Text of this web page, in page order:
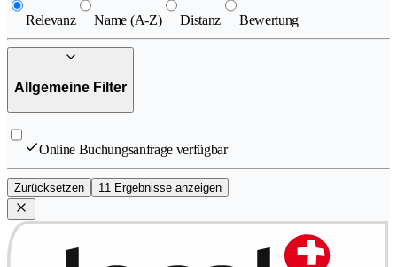
Relevanz Name (A-Z) Distanz Bewertung
Allgemeine Filter
Online Buchungsanfrage verfügbar
Zurücksetzen 11 Ergebnisse anzeigen